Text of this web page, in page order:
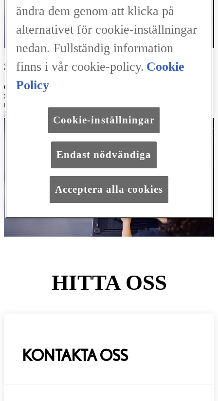
SERVICEBOKNING ONLINE
Genom några enkla klick kan du boka en service hos oss på Lexus
Service Motala. Följ länken nedan och slutför din servicebokning
redan idag.
BOKA SERVICE
HITTA OSS
KONTAKTA OSS
ändra dem genom att klicka på
alternativet för cookie-inställningar
nedan. Fullständig information
finns i vår cookie-policy. Cookie
Policy
Cookie-inställningar
Endast nödvändiga
Acceptera alla cookies